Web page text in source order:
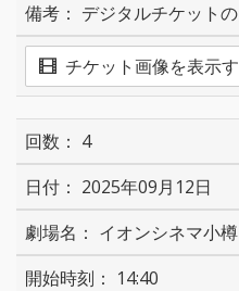
デジタルチケット
チケット画像を表示
4
2025年09月12日
イオンシネマ小樽
14:40